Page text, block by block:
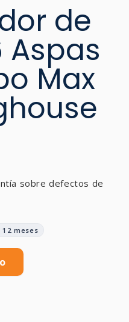
de
Aspas
Max
sobre defectos de
12 meses